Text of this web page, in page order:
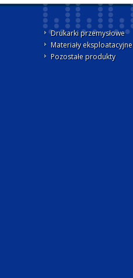
Drukarki przemysłowe
Materiały eksploatacyjne
Pozostałe produkty